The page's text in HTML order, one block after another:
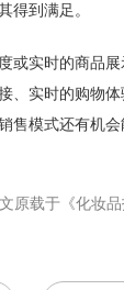
得到满足。
或实时的商品
、实时的购物
售模式还有机
原载于《化妆品